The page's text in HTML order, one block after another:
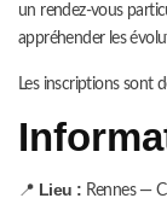
un rendez-vous
appréhender les
Les inscriptions sont
📍 Lieu : Rennes —